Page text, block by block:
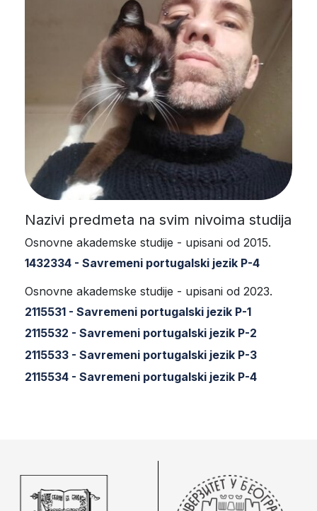
Nazivi predmeta na svim nivoima studija
Osnovne akademske studije - upisani od 2015.
1432334 - Savremeni portugalski jezik P-4
Osnovne akademske studije - upisani od 2023.
2115531 - Savremeni portugalski jezik P-1
2115532 - Savremeni portugalski jezik P-2
2115533 - Savremeni portugalski jezik P-3
2115534 - Savremeni portugalski jezik P-4